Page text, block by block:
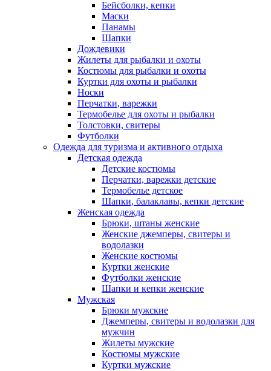
Бейсболки, кепки
Маски
Панамы
Шапки
Дождевики
Жилеты для рыбалки и охоты
Костюмы для рыбалки и охоты
Куртки для охоты и рыбалки
Носки
Перчатки, варежки
Термобелье для охоты и рыбалки
Толстовки, свитеры
Футболки
Одежда для туризма и активного отдыха
Детская одежда
Детские костюмы
Перчатки, варежки детские
Термобелье детское
Шапки, балаклавы, кепки детские
Женская одежда
Брюки, штаны женские
Женские джемперы, свитеры и
водолазки
Женские костюмы
Куртки женские
Футболки женские
Шапки и кепки женские
Мужская
Брюки мужские
Джемперы, свитеры и водолазки для
мужчин
Жилеты мужские
Костюмы мужские
Куртки мужские